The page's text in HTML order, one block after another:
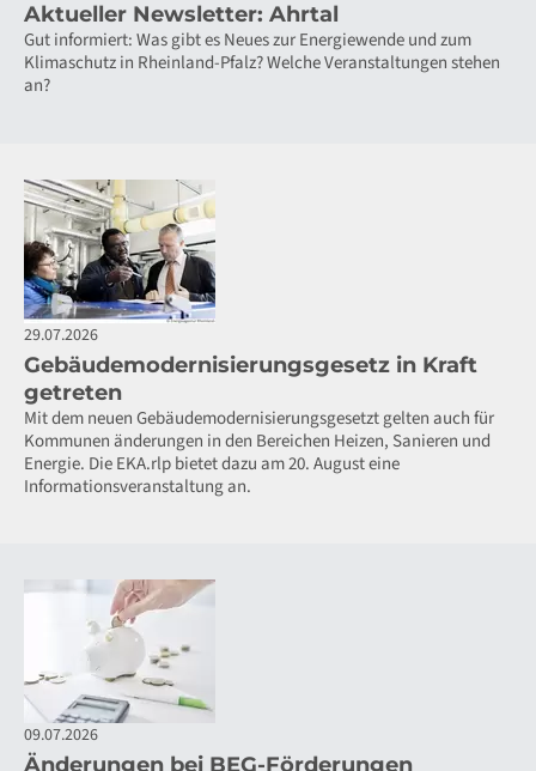
Aktueller Newsletter: Ahrtal
Gut informiert: Was gibt es Neues zur Energiewende und zum
Klimaschutz in Rheinland-Pfalz? Welche Veranstaltungen stehen
an?
29.07.2026
Gebäudemodernisierungsgesetz in Kraft
getreten
Mit dem neuen Gebäudemodernisierungsgesetzt gelten auch für
Kommunen änderungen in den Bereichen Heizen, Sanieren und
Energie. Die EKA.rlp bietet dazu am 20. August eine
Informationsveranstaltung an.
09.07.2026
Änderungen bei BEG-Förderungen